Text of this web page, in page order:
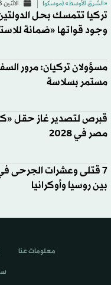
«الشرق الأوسط» (موسكو) الاثنين 10/08 - 01:00
تركيا تتمسك بحل
وجود قواتها «ضمانة
مسؤولان تركيان: مرور
مستمر بسلاسة
قبرص لتصدير غاز حقل
مصر في 2028
7 قتلى وعشرات الجرحى
بين روسيا وأوكرانيا
معلومات عنا